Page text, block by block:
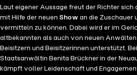
Laut eigener Aussage freut der Richter sich
mit Hilfe der neuenShow an die Zuschauer
vermitteln zu können. Dabei wird er im
altbekannten als auch von neuen
Beisitzern und Beisitzerinnen unterstützt.
Staatsanwältin Benita Brückner in der
kämpft voller Leidenschaft und